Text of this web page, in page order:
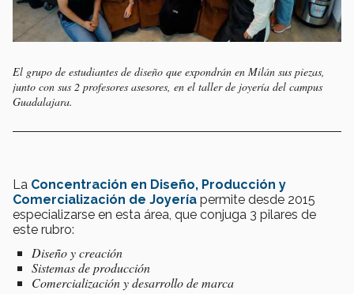
El grupo de estudiantes de diseño que expondrán en Milán sus piezas,
junto con sus 2 profesores asesores, en el taller de joyería del campus
Guadalajara.
La Concentración en Diseño, Producción y
Comercialización de Joyería permite desde 2015
especializarse en esta área, que conjuga 3 pilares de
este rubro:
Diseño y creación
Sistemas de producción
Comercialización y desarrollo de marca